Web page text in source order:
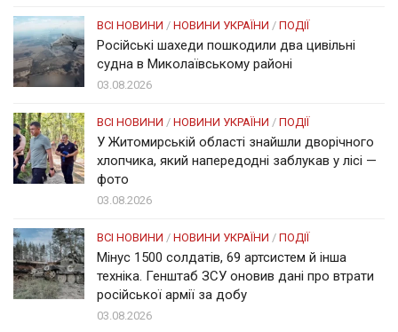
ВСІ НОВИНИ / НОВИНИ УКРАЇНИ / ПОДІЇ
Російські шахеди пошкодили два цивільні
судна в Миколаївському районі
03.08.2026
ВСІ НОВИНИ / НОВИНИ УКРАЇНИ / ПОДІЇ
У Житомирській області знайшли дворічного
хлопчика, який напередодні заблукав у лісі —
фото
03.08.2026
ВСІ НОВИНИ / НОВИНИ УКРАЇНИ / ПОДІЇ
Мінус 1500 солдатів, 69 артсистем й інша
техніка. Генштаб ЗСУ оновив дані про втрати
російської армії за добу
03.08.2026